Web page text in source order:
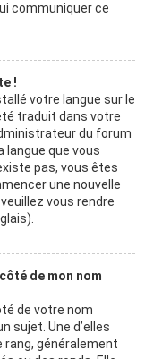
communiquer ce
!
votre langue sur le
traduit dans votre
du forum
langue que vous
pas, vous êtes
une nouvelle
vous rendre
de mon nom
de votre nom
sujet. Une d’elles
rang, généralement